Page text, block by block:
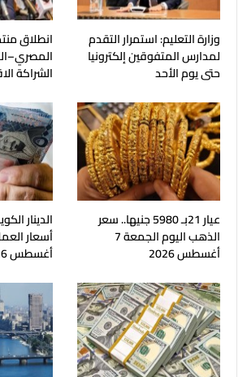
وزارة التعليم: استمرار التقدم
لمدارس المتفوقين إلكترونيا
حتى يوم الأحد
انطلاق
الشراكة
عيار 21بـ 5980 جنيها.. سعر
الذهب اليوم الجمعة 7
أغسطس 2026
أغسطس 2026